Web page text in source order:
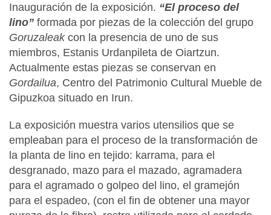
Inauguración de la exposición. “El proceso del
lino” formada por piezas de la colección del grupo
Goruzaleakcon la presencia de uno de sus
miembros, Estanis Urdanpileta de Oiartzun.
Actualmente estas piezas se conservan en
Gordailua, Centro del Patrimonio Cultural Mueble de
Gipuzkoa situado en Irun.
La exposición muestra varios utensilios que se
empleaban para el proceso de la transformación de
la planta de lino en tejido: karrama, para el
desgranado, mazo para el mazado, agramadera
para el agramado o golpeo del lino, el gramejón
para el espadeo, (con el fin de obtener una mayor